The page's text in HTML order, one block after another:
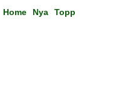
Home Nya Topp